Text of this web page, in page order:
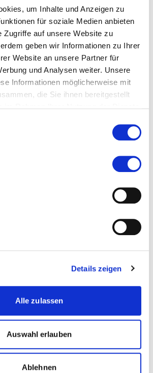
um Inhalte und Anzeigen zu
für soziale Medien anbieten
Zugriffe auf unsere Website zu
geben wir Informationen zu Ihrer
Website an unsere Partner für
und Analysen weiter. Unsere
Informationen möglicherweise mit
die Sie ihnen bereitgestellt
Details zeigen
Alle zulassen
Auswahl erlauben
Ablehnen
des Datenschutzes (siehe
Anonymisierung aller
Daten, sobald sie
ursprünglichen Grundes der
länger benötigt werden.
Tracking von Daten auf
prüfen und zu hinterfragen.
die Speicherung der Daten in eine
von Staaten erfolgen.
Daten] ins Ausland
. Kritisch
in der Schweiz abgespeichert
das Hosting von Websites ist zu
organisatorische Massnahmen
dazu einen entsprechenden
Leitfaden zu den
.
dassDaten in einem elektronischen
gestellt werden können.
Veröffentlichung einer